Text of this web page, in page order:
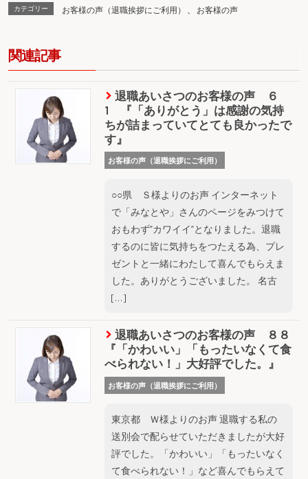
カテゴリー お客様の声（退職挨拶にご利用） お客様の声
関連記事
退職あいさつのお客様の声 ６
1 『「ありがとう」は感謝の気持
ちが詰まっていてとても良かったで
す』
お客様の声（退職挨拶にご利用）
○○県 Ｓ様よりのお声 インターネット
で「みなとや」さんのページをみつけて
おもわず”カワイイ”となりました。退職
するのに皆に気持ちをつたえる為、プレ
ゼントと一緒にわたして喜んでもらえま
した。ありがとうございました。 名古
[…]
退職あいさつのお客様の声 ８８
『「かわいい」「もったいなくて食
べられない！」大好評でした。』
お客様の声（退職挨拶にご利用）
東京都 Ｗ様よりのお声 退職する私の
送別会で配らせていただきましたが大好
評でした。「かわいい」「もったいなく
て食べられない！」など喜んでもらえて